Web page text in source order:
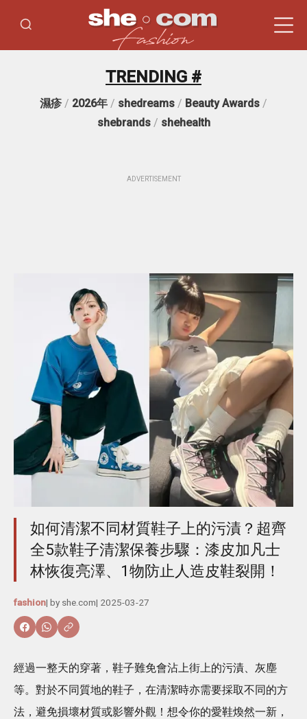
TRENDING #
濕疹 / 2026年 / shedreams / Beauty Awards /
shebrands/ shehealth
ADVERTISEMENT
如何清潔不同材質鞋子上的污漬？超齊
全5款鞋子清潔保養步驟：漆皮加凡士
林恢復亮澤、1物防止人造皮鞋裂開！
fashion| by she.com| 2025-03-27
經過一整天的穿著，鞋子難免會沾上街上的污漬、灰塵
等。對於不同質地的鞋子，在清潔時亦需要採取不同的方
法，避免損壞材質或影響外觀！想令你的愛鞋煥然一新，